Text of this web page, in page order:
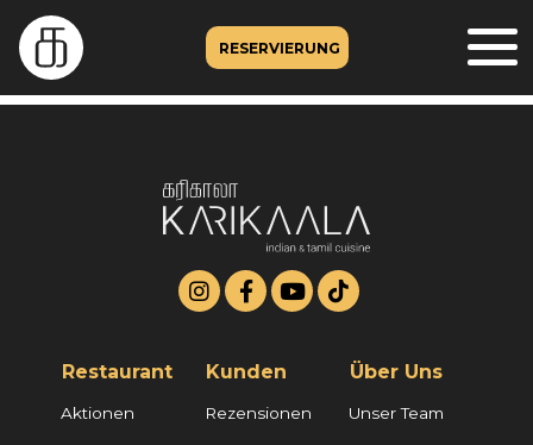
RESERVIERUNG
Restaurant
Aktionen
Kunden
Rezensionen
Über Uns
Unser Team